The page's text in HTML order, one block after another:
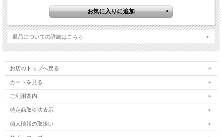
返品についての詳細はこちら
お店のトップへ戻る
カートを見る
ご利用案内
特定商取引法表示
個人情報の取扱い